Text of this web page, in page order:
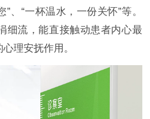
、“一杯温水，一份关怀”等。
细流，能直接触动患者内心最
理安抚作用。